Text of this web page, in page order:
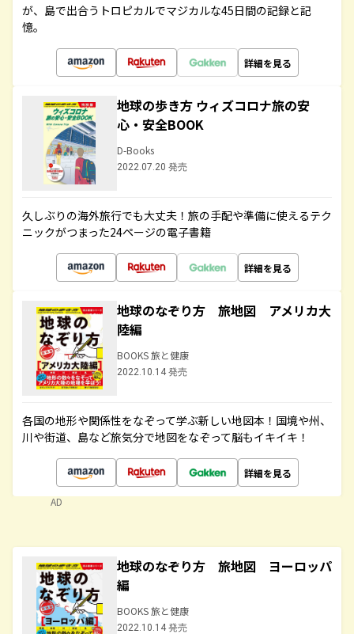
が、島で出合うトロピカルでマジカルな45日間の記録と記
憶。
詳細を見る
地球の歩き方 ウィズコロナ旅の安
心・安全BOOK
D-Books
2022.07.20 発売
久しぶりの海外旅行でも大丈夫！旅の手配や準備に使えるテク
ニックがつまった24ページの電子書籍
詳細を見る
地球のなぞり方 旅地図 アメリカ大
陸編
BOOKS 旅と健康
2022.10.14 発売
各国の地形や関係性をなぞって学ぶ新しい地図本！国境や州、
川や街道、島など旅気分で地図をなぞって脳もイキイキ！
詳細を見る
AD
地球のなぞり方 旅地図 ヨーロッパ
編
BOOKS 旅と健康
2022.10.14 発売